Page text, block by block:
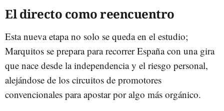
El directo como reencuentro
Esta nueva etapa no solo se queda en el estudio;
Marquitos se prepara para recorrer España con una gira
que nace desde la independencia y el riesgo personal,
alejándose de los circuitos de promotores
convencionales para apostar por algo más orgánico.